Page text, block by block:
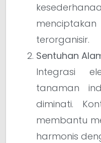
terorganisir.
Sentuhan
Integrasi
tanaman
diminati.
membantu
harmonis